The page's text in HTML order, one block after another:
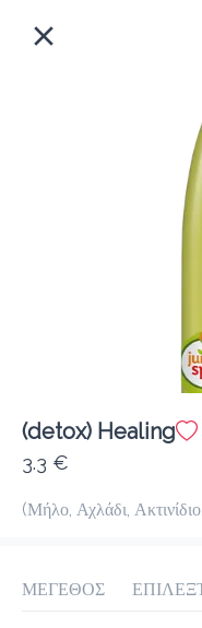
Πού παραδίδουμε;
Coffeebrands
προ-παραγγελία • Κριτικές
Όλες
(detox) Healing
3.3 €
(Μήλο, Αχλάδι,
ΜΕΓΕΘΟΣ